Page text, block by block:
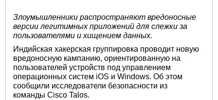
Злоумышленники распространяют вредоносные
версии легитимных приложений для слежки за
пользователями и хищением данных.
Индийская хакерская группировка проводит новую
вредоносную кампанию, ориентированную на
пользователей устройств под управлением
операционных систем iOS и Windows. Об этом
сообщили исследователи безопасности из
команды Cisco Talos.